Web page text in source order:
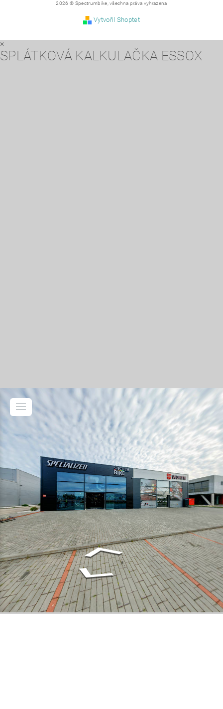
2026 © Spectrumbike, všechna práva vyhrazena
Vytvořil Shoptet
×
SPLÁTKOVÁ KALKULAČKA ESSOX